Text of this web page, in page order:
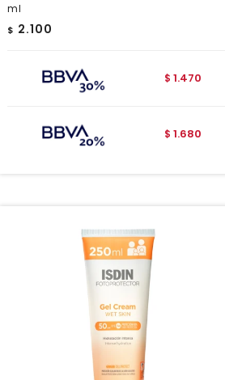
ml
$ 2.100
$ 1.470
$ 1.680